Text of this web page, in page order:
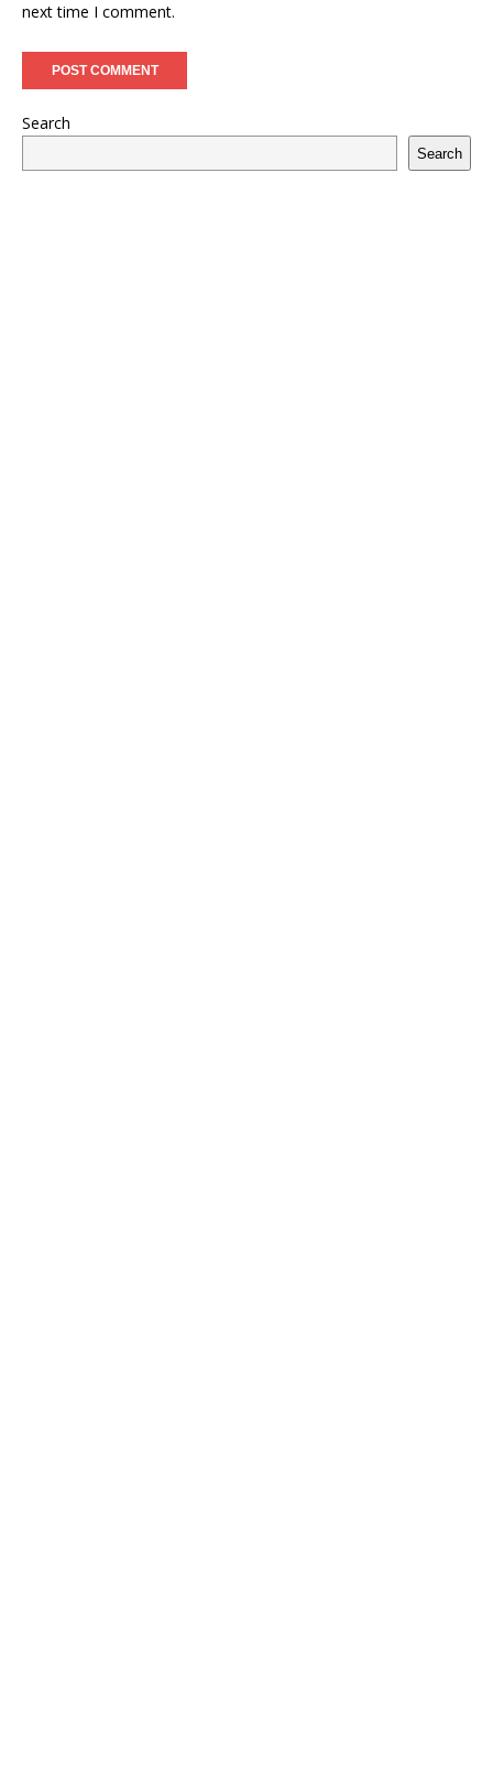
next time I comment.
Search
Search